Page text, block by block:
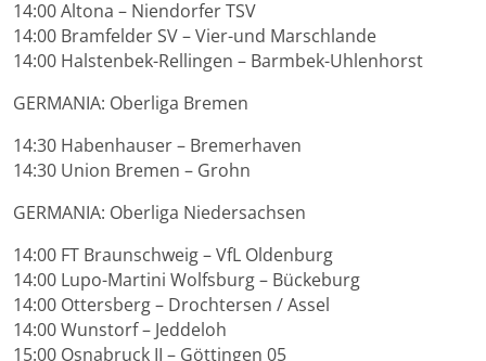
14:00 Altona – Niendorfer TSV
14:00 Bramfelder SV – Vier-und Marschlande
14:00 Halstenbek-Rellingen – Barmbek-Uhlenhorst
GERMANIA: Oberliga Bremen
14:30 Habenhauser – Bremerhaven
14:30 Union Bremen – Grohn
GERMANIA: Oberliga Niedersachsen
14:00 FT Braunschweig – VfL Oldenburg
14:00 Lupo-Martini Wolfsburg – Bückeburg
14:00 Ottersberg – Drochtersen / Assel
14:00 Wunstorf – Jeddeloh
15:00 Osnabruck II – Göttingen 05